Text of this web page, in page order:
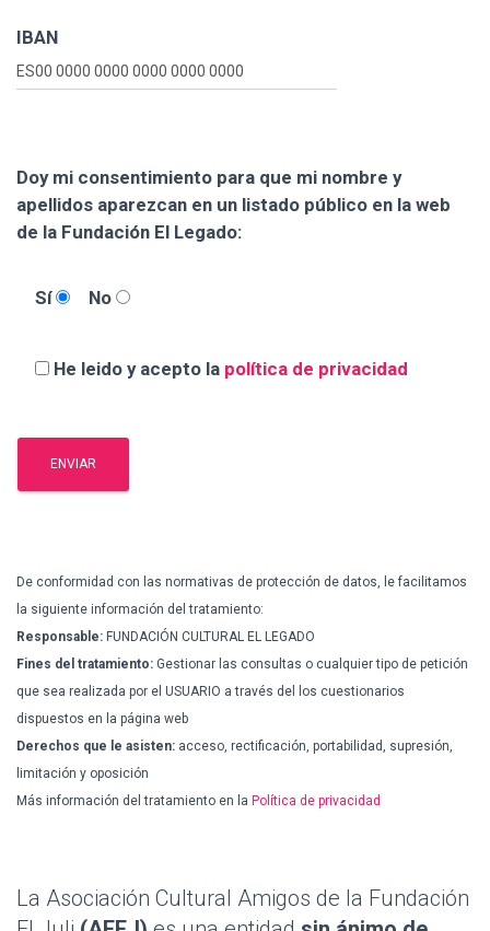
IBAN
Doy mi consentimiento para que mi nombre y
apellidos aparezcan en un listado público en la web
de la Fundación El Legado:
Sí No
He leido y acepto la política de privacidad
De conformidad con las normativas de protección de datos, le facilitamos
la siguiente información del tratamiento:
Responsable: FUNDACIÓN CULTURAL EL LEGADO
Fines del tratamiento: Gestionar las consultas o cualquier tipo de petición
que sea realizada por el USUARIO a través del los cuestionarios
dispuestos en la página web
Derechos que le asisten: acceso, rectificación, portabilidad, supresión,
limitación y oposición
Más información del tratamiento en la Política de privacidad
La Asociación Cultural Amigos de la Fundación